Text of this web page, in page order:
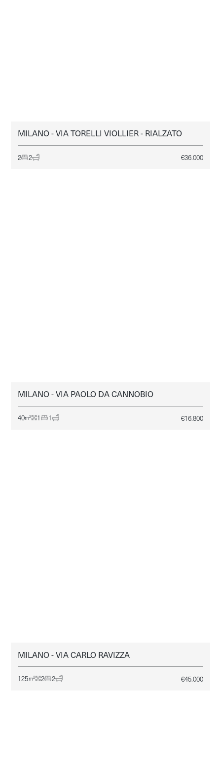
MILANO AFFITTO
MILANO - VIA TORELLI VIOLLIER - RIALZATO
2 2 €36.000
MILANO AFFITTO
MILANO - VIA PAOLO DA CANNOBIO
40m2 1 1 €16.800
MILANO AFFITTO
MILANO - VIA CARLO RAVIZZA
125m2 2 2 €45.000